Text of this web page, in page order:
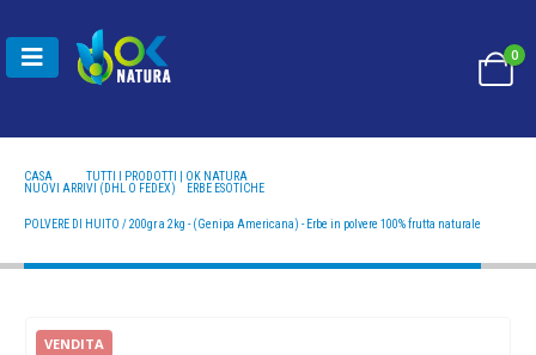
0
CASA
TUTTI I PRODOTTI | OK NATURA
NUOVI ARRIVI (DHL O FEDEX)
ERBE ESOTICHE
POLVERE DI HUITO / 200GR A 2KG - (GENIPA AMERICANA) - ERBE IN POLVERE 100% FRUTTA
POLVERE DI HUITO / 200gr a 2kg - (Genipa Americana) - Erbe in polvere 100% frutta naturale
VENDITA